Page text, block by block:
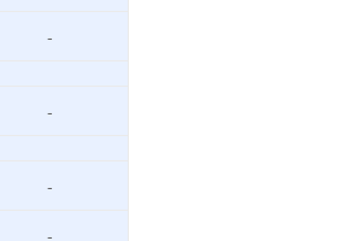
-
-
-
-